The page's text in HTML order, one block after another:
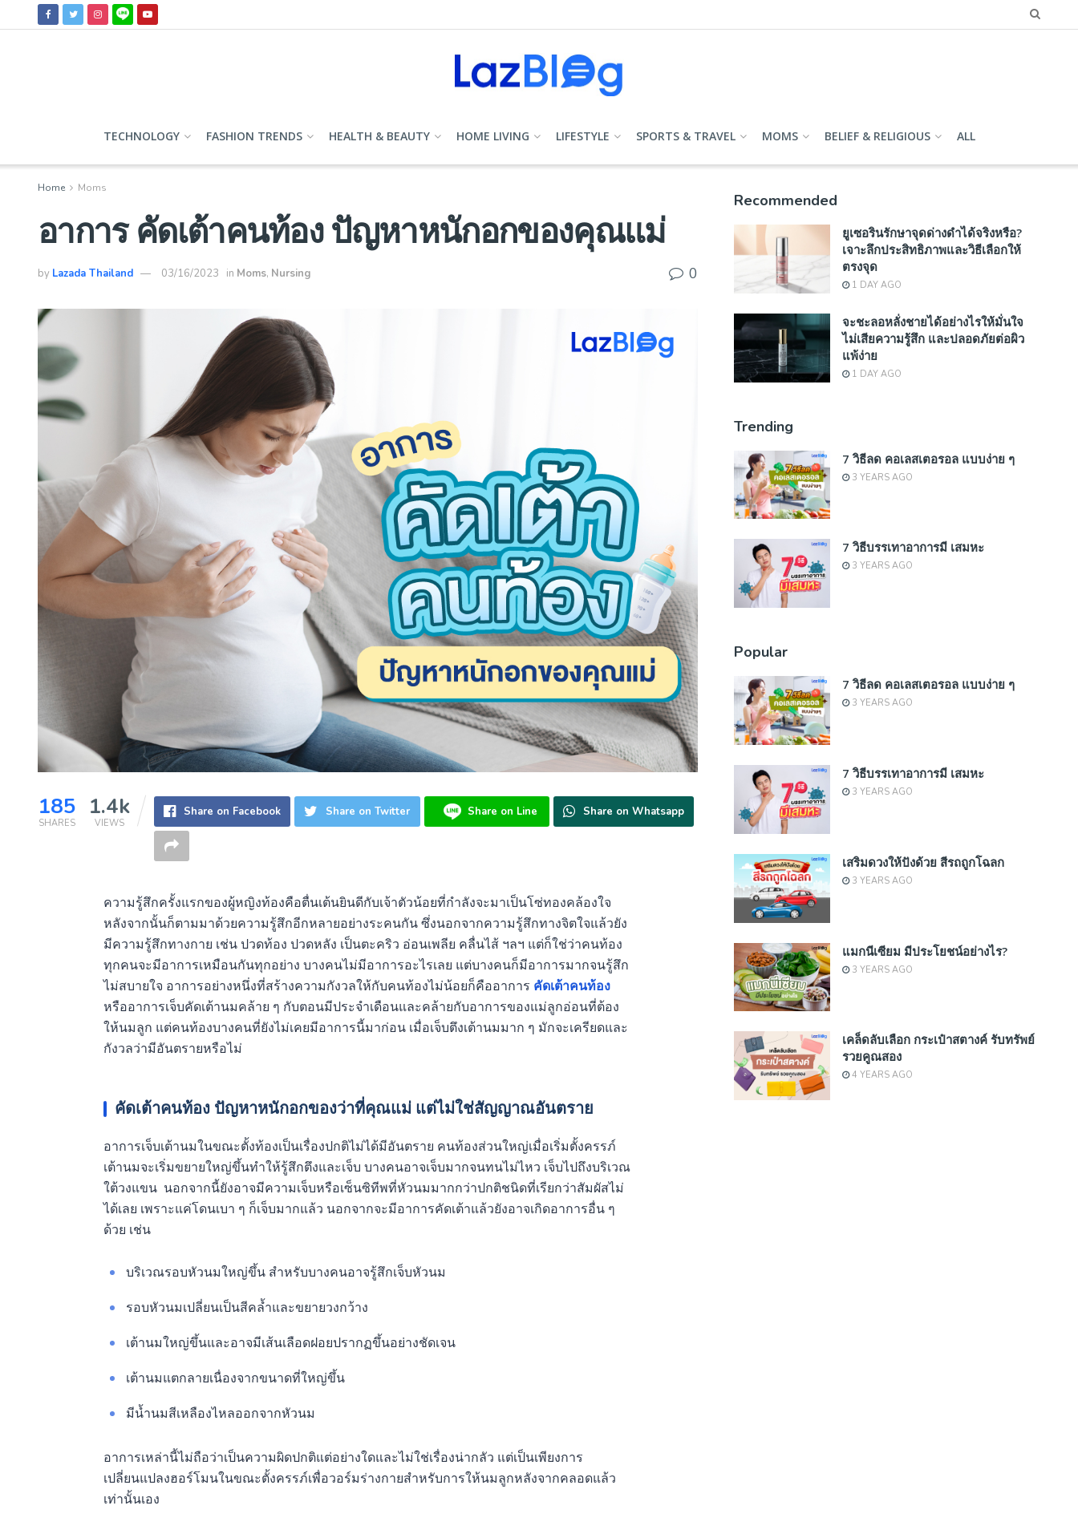
TECHNOLOGY FASHION TRENDS HEALTH & BEAUTY HOME LIVING LIFESTYLE SPORTS & TRAVEL MOMS BELIEF & RELIGIOUS ALL
Home Moms
อาการ คัดเต้าคนท้อง ปัญหาหนักอกของคุณแม่
by Lazada Thailand 03/16/2023 in Moms, Nursing 0
185
SHARES
1.4k
VIEWS
Share on Facebook Share on Twitter Share on Line Share on Whatsapp
ความรู้สึกครั้งแรกของผู้หญิงท้องคือตื่นเต้นยินดีกับเจ้าตัวน้อยที่กำลังจะมาเป็นโซ่ทองคล้องใจ
หลังจากนั้นก็ตามมาด้วยความรู้สึกอีกหลายอย่างระคนกัน ซึ่งนอกจากความรู้สึกทางจิตใจแล้วยัง
มีความรู้สึกทางกาย เช่น ปวดท้อง ปวดหลัง เป็นตะคริว อ่อนเพลีย คลื่นไส้ ฯลฯ แต่ก็ใช่ว่าคนท้อง
ทุกคนจะมีอาการเหมือนกันทุกอย่าง บางคนไม่มีอาการอะไรเลย แต่บางคนก็มีอาการมากจนรู้สึก
ไม่สบายใจ อาการอย่างหนึ่งที่สร้างความกังวลให้กับคนท้องไม่น้อยก็คืออาการ คัดเต้าคนท้อง
หรืออาการเจ็บคัดเต้านมคล้าย ๆ กับตอนมีประจำเดือนและคล้ายกับอาการของแม่ลูกอ่อนที่ต้อง
ให้นมลูก แต่คนท้องบางคนที่ยังไม่เคยมีอาการนี้มาก่อน เมื่อเจ็บตึงเต้านมมาก ๆ มักจะเครียดและ
กังวลว่ามีอันตรายหรือไม่
คัดเต้าคนท้องปัญหาหนักอกของว่าที่คุณแม่ แต่ไม่ใช่สัญญาณอันตราย
อาการเจ็บเต้านมในขณะตั้งท้องเป็นเรื่องปกติไม่ได้มีอันตราย คนท้องส่วนใหญ่เมื่อเริ่มตั้งครรภ์
เต้านมจะเริ่มขยายใหญ่ขึ้นทำให้รู้สึกตึงและเจ็บ บางคนอาจเจ็บมากจนทนไม่ไหว เจ็บไปถึงบริเวณ
ใต้วงแขน นอกจากนี้ยังอาจมีความเจ็บหรือเซ็นซิทีพที่หัวนมมากกว่าปกติชนิดที่เรียกว่าสัมผัสไม่
ได้เลย เพราะแค่โดนเบา ๆ ก็เจ็บมากแล้ว นอกจากจะมีอาการคัดเต้าแล้วยังอาจเกิดอาการอื่น ๆ
ด้วย เช่น
บริเวณรอบหัวนมใหญ่ขึ้น สำหรับบางคนอาจรู้สึกเจ็บหัวนม
รอบหัวนมเปลี่ยนเป็นสีคล้ำและขยายวงกว้าง
เต้านมใหญ่ขึ้นและอาจมีเส้นเลือดฝอยปรากฏขึ้นอย่างชัดเจน
เต้านมแตกลายเนื่องจากขนาดที่ใหญ่ขึ้น
มีน้ำนมสีเหลืองไหลออกจากหัวนม
อาการเหล่านี้ไม่ถือว่าเป็นความผิดปกติแต่อย่างใดและไม่ใช่เรื่องน่ากลัว แต่เป็นเพียงการ
เปลี่ยนแปลงฮอร์โมนในขณะตั้งครรภ์เพื่อวอร์มร่างกายสำหรับการให้นมลูกหลังจากคลอดแล้ว
เท่านั้นเอง
Recommended
ยูเซอรินรักษาจุดด่างดำได้จริงหรือ?
เจาะลึกประสิทธิภาพและวิธีเลือกให้
ตรงจุด
1 DAY AGO
จะชะลอหลั่งชายได้อย่างไรให้มั่นใจ
ไม่เสียความรู้สึก และปลอดภัยต่อผิว
แพ้ง่าย
1 DAY AGO
Trending
7 วิธีลด คอเลสเตอรอล แบบง่าย ๆ
3 YEARS AGO
7 วิธีบรรเทาอาการมี เสมหะ
3 YEARS AGO
Popular
7 วิธีลด คอเลสเตอรอล แบบง่าย ๆ
3 YEARS AGO
7 วิธีบรรเทาอาการมี เสมหะ
3 YEARS AGO
เสริมดวงให้ปังด้วย สีรถถูกโฉลก
3 YEARS AGO
แมกนีเซียม มีประโยชน์อย่างไร?
3 YEARS AGO
เคล็ดลับเลือก กระเป๋าสตางค์ รับทรัพย์
รวยคูณสอง
4 YEARS AGO